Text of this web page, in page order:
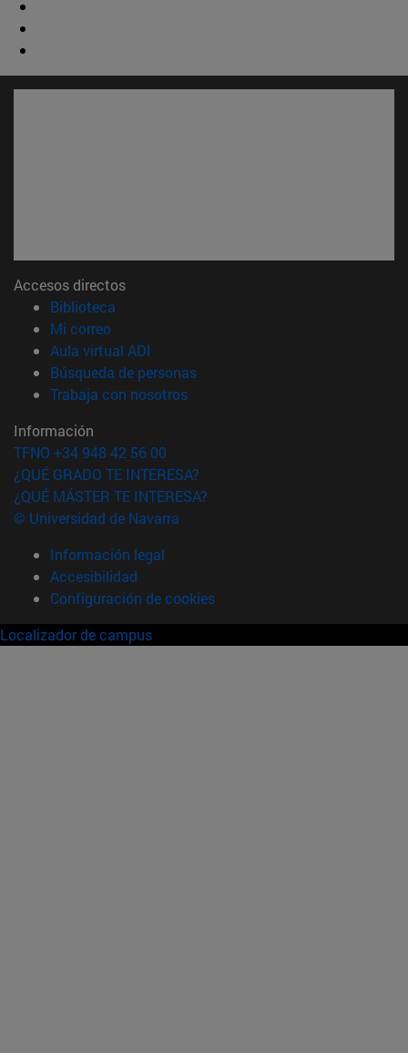
Accesos directos
Biblioteca
Mi correo(abre en nueva ventana)
Aula virtual ADI
Búsqueda de personas(abre en nueva ventana)
Trabaja con nosotros(abre en nueva ventana)
Información
TFNO +34 948 42 56 00
¿QUÉ GRADO TE INTERESA?
¿QUÉ MÁSTER TE INTERESA?
© Universidad de Navarra
Información legal
Accesibilidad
Configuración de cookies
Localizador de campus